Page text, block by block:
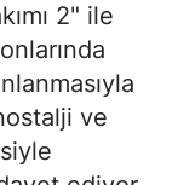
2" ile
ve